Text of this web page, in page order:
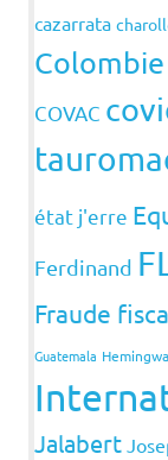
cazarrata
Colombie
COVAC
état j'erre
Ferdinand
Fraude
Guatemala
Jalabert